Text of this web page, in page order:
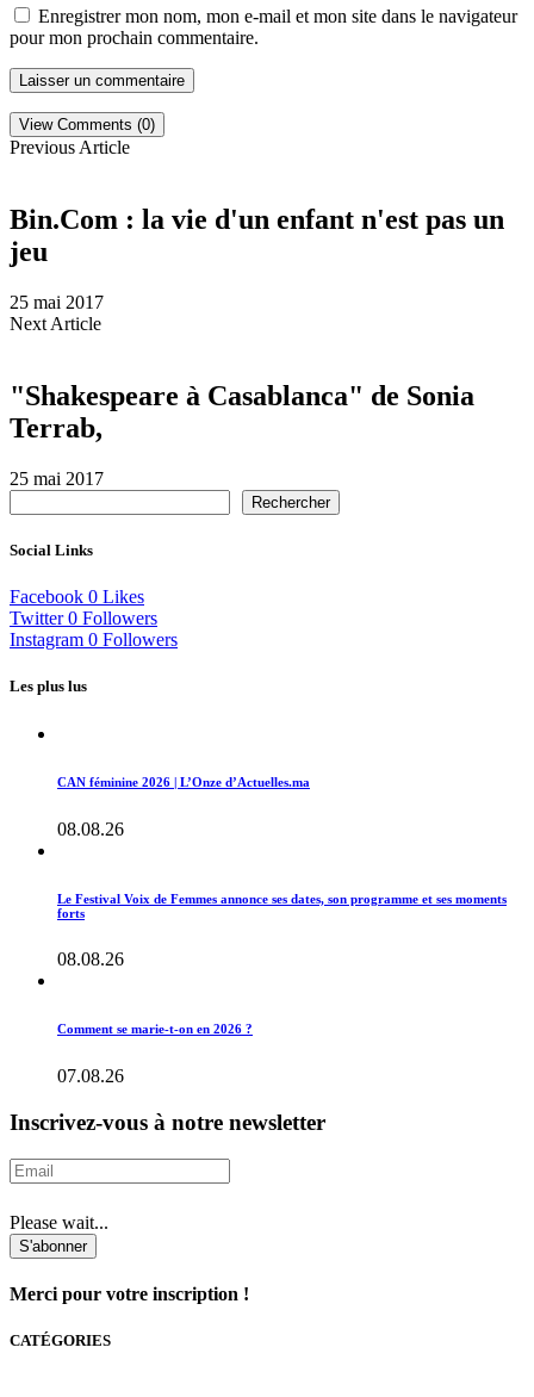
Enregistrer mon nom, mon e-mail et mon site dans le navigateur
pour mon prochain commentaire.
View Comments (0)
Previous Article
Bin.Com : la vie d'un enfant n'est pas un
jeu
25 mai 2017
Next Article
"Shakespeare à Casablanca" de Sonia
Terrab,
25 mai 2017
Rechercher
Social Links
Facebook 0 Likes
Twitter 0 Followers
Instagram 0 Followers
Les plus lus
CAN féminine 2026 | L’Onze d’Actuelles.ma
08.08.26
Le Festival Voix de Femmes annonce ses dates, son programme et ses moments
forts
08.08.26
Comment se marie-t-on en 2026 ?
07.08.26
Inscrivez-vous à notre newsletter
Please wait...
S'abonner
Merci pour votre inscription !
CATÉGORIES